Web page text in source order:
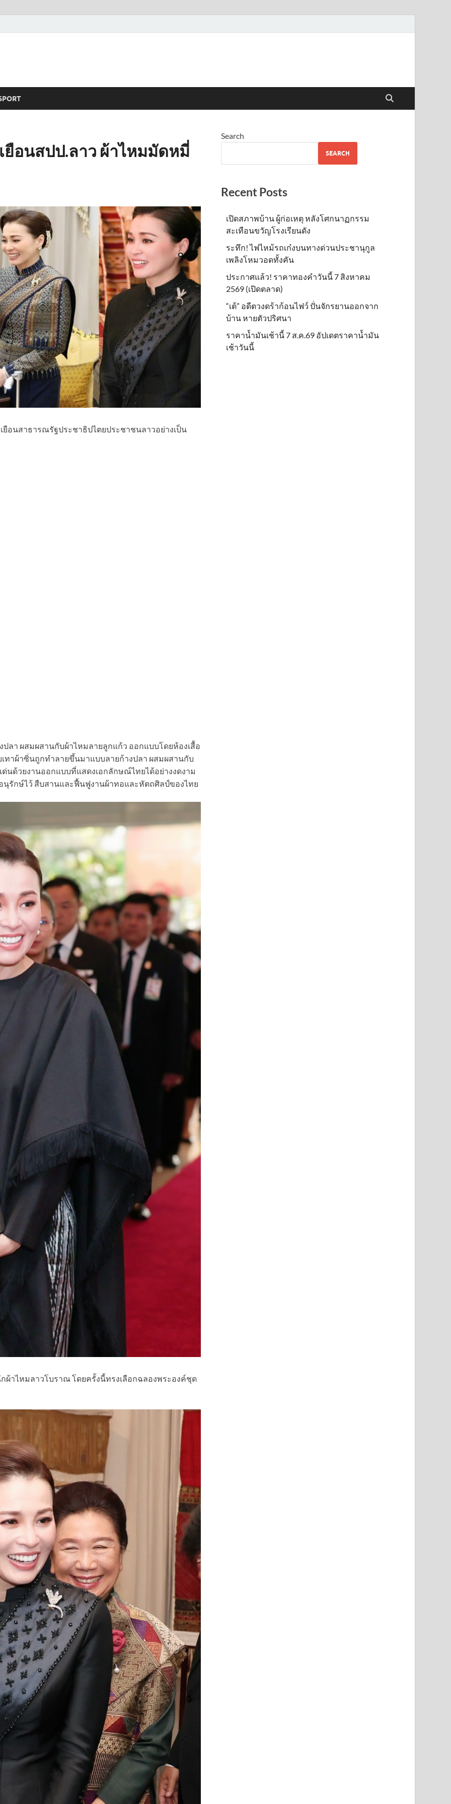
ยือนสปป.ลาว ผ้าไหมมัดหมี่
ยือนสาธารณรัฐประชาธิปไตยประชาชนลาวอย่างเป็น
ลา ผสมผสานกับผ้าไหมลายลูกแก้ว ออกแบบโดยห้องเสื้อ
ทาผ้าซิ่นถูกทำลายขึ้นมาแบบลายก้างปลา ผสมผสานกับ
นด้วยงานออกแบบที่แสดงเอกลักษณ์ไทยได้อย่างงดงาม
นุรักษ์ไว้ สืบสานและฟื้นฟูงานผ้าทอและหัตถศิลป์ของไทย
ผ้าไหมลาวโบราณ โดยครั้งนี้ทรงเลือกฉลองพระองค์ชุด
Search
SEARCH
Recent Posts
เปิดสภาพบ้าน ผู้ก่อเหตุ หลังโศกนาฏกรรม
สะเทือนขวัญโรงเรียนดัง
ระทึก! ไฟไหม้รถเก๋งบนทางด่วนประชานุกูล
เพลิงโหมวอดทั้งคัน
ประกาศแล้ว! ราคาทองคำวันนี้ 7 สิงหาคม
2569 (เปิดตลาด)
“เต้” อดีตวงดร้าก้อนไฟว์ ปั่นจักรยานออกจาก
บ้าน หายตัวปริศนา
ราคาน้ำมันเช้านี้ 7 ส.ค.69 อัปเดตราคาน้ำมัน
เช้าวันนี้